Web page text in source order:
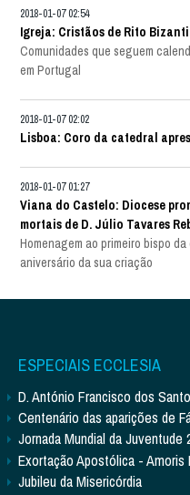
2018-01-07 02:54
Igreja: Cristãos de Rito
Comunidades que seguem
em Portugal
2018-01-07 02:02
Lisboa: Coro da catedral
2018-01-07 01:27
Viana do Castelo: Diocese
mortais de D. Júlio Tavares
Homenagem ao primeiro bispo
aniversário da sua criação
ESPECIAIS ECCLESIA
D. António Francisco dos
Centenário das aparições de
Jornada Mundial da Juventude
Exortação Apostólica - Amoris
Jubileu da Misericórdia